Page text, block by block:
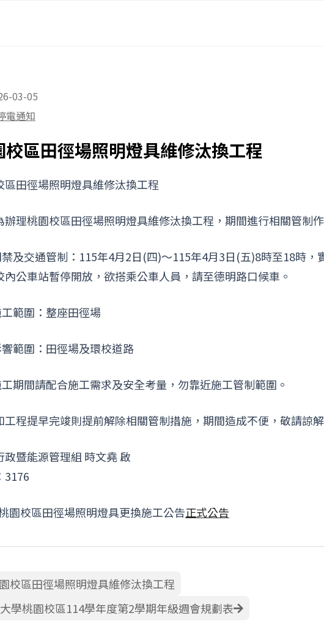
03-05
電通知
校區田徑場照明燈具維修汰換工程
區田徑場照明燈具維修汰換工程
辦理桃園校區田徑場照明燈具維修汰換工程，期間進行相關管制作
及交通管制：115年4月2日(四)～115年4月3日(五)8時至18時，
內公車站暫停開放，欲搭乘公車人員，請至德明路口候車。
範圍：整座田徑場
範圍：田徑場及環校道路
期間請配合施工需求及安全考量，勿靠近施工管制範圍。
工程提早完竣則提前解除相關管制措施，期間造成不便，敬請諒
政暨能源管理組 時文堯 啟
3176
園校區田徑場照明燈具更換施工公告正式公告
校區田徑場照明燈具維修汰換工程
學桃園校區114學年度第2學期年級週會規劃表